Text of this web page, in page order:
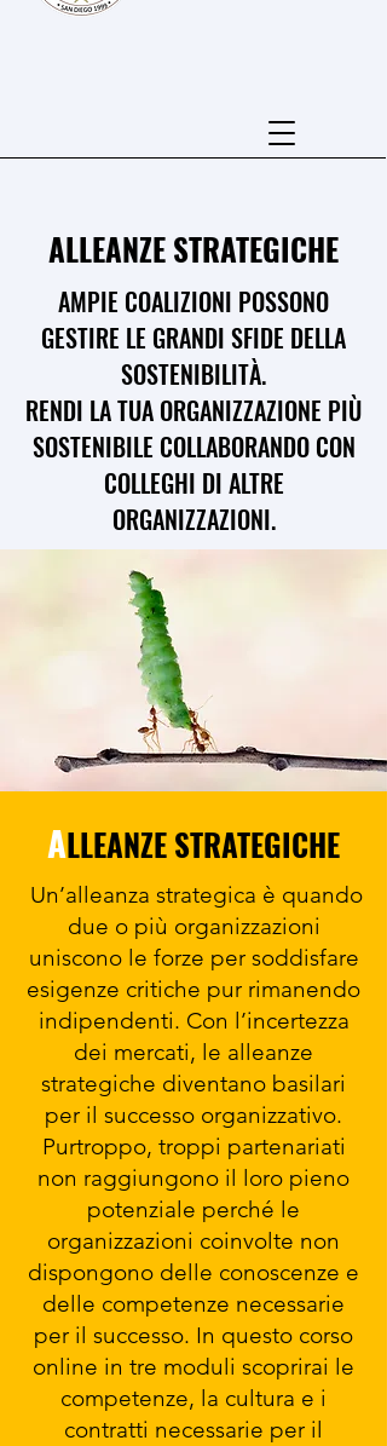
ALLEANZE STRATEGICHE
AMPIE COALIZIONI POSSONO
GESTIRE LE GRANDI SFIDE DELLA
SOSTENIBILITÀ.
RENDI LA TUA ORGANIZZAZIONE PIÙ
SOSTENIBILE COLLABORANDO CON
COLLEGHI DI ALTRE
ORGANIZZAZIONI.
ALLEANZE STRATEGICHE
​ Un’alleanza strategica è quando
due o più organizzazioni
uniscono le forze per soddisfare
esigenze critiche pur rimanendo
indipendenti. Con l’incertezza
dei mercati, le alleanze
strategiche diventano basilari
per il successo organizzativo.
Purtroppo, troppi partenariati
non raggiungono il loro pieno
potenziale perché le
organizzazioni coinvolte non
dispongono delle conoscenze e
delle competenze necessarie
per il successo. In questo corso
online in tre moduli scoprirai le
competenze, la cultura e i
contratti necessarie per il